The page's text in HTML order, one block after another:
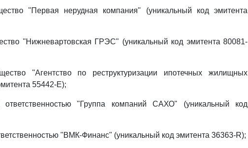
"Первая нерудная компания" (уникальный код эмитента
"Нижневартовская ГРЭС" (уникальный код эмитента 80081-
"Агентство по реструктуризации ипотечных жилищных
55442-E);
"Группа компаний САХО" (уникальный код
"ВМК-Финанс" (уникальный код эмитента 36363-R);